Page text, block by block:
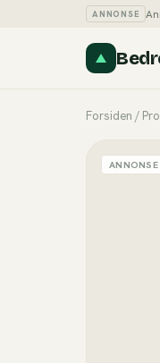
ANNONSE
Forsiden /
ANNONSE